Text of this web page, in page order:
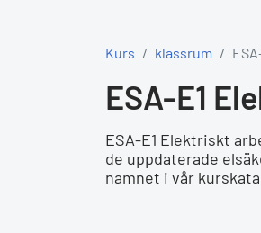
Kurs klassrum
ESA-E1
ESA-E1 Elektriskt
de uppdaterade
namnet i vår